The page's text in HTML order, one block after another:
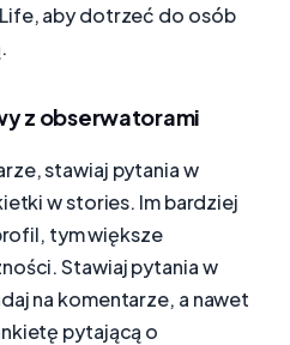
aby dotrzeć do osób
z obserwatorami
stawiaj pytania w
w stories. Im bardziej
tym większe
Stawiaj pytania w
na komentarze, a nawet
pytającą o